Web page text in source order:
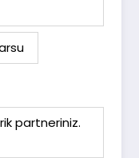
partneriniz.